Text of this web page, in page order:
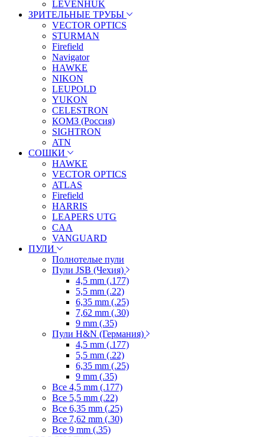
LEVENHUK
ЗРИТЕЛЬНЫЕ ТРУБЫ
VECTOR OPTICS
STURMAN
Firefield
Navigator
HAWKE
NIKON
LEUPOLD
YUKON
CELESTRON
КОМЗ (Россия)
SIGHTRON
ATN
СОШКИ
HAWKE
VECTOR OPTICS
ATLAS
Firefield
HARRIS
LEAPERS UTG
CAA
VANGUARD
ПУЛИ
Полнотелые пули
Пули JSB (Чехия)
4,5 mm (.177)
5,5 mm (.22)
6,35 mm (.25)
7,62 mm (.30)
9 mm (.35)
Пули H&N (Германия)
4,5 mm (.177)
5,5 mm (.22)
6,35 mm (.25)
9 mm (.35)
Все 4,5 mm (.177)
Все 5,5 mm (.22)
Все 6,35 mm (.25)
Все 7,62 mm (.30)
Все 9 mm (.35)